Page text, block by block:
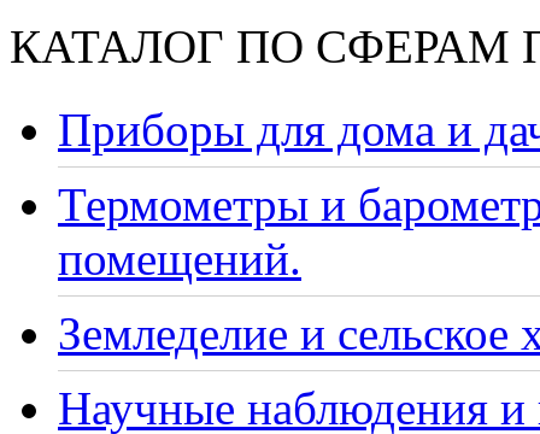
КАТАЛОГ ПО СФЕРАМ
Приборы для дома и
Термометры и
помещений.
Земледелие и сельское
Научные наблюдения и